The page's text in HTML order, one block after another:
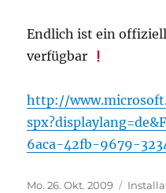
Endlich ist ein
verfügbar
http://
6aca-42fb-9679-
Veröffentlicht
Mo. 26. Okt. 2009